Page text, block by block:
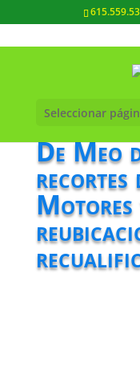
Seleccionar
De Meo
recortes
Motores